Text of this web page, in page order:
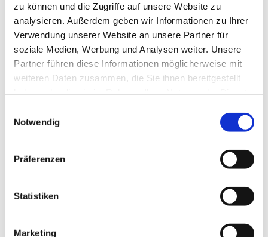
zu können und die Zugriffe auf unsere Website zu
analysieren. Außerdem geben wir Informationen zu Ihrer
Verwendung unserer Website an unsere Partner für
soziale Medien, Werbung und Analysen weiter. Unsere
Partner führen diese Informationen möglicherweise mit
weiteren Daten zusammen, die Sie ihnen bereitgestellt
Notwendig
Präferenzen
Statistiken
Marketing